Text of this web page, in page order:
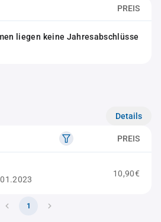
PREIS
liegen keine Jahresabschlüsse
Details
PREIS
10,90€
1